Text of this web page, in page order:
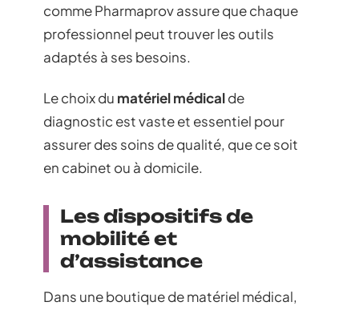
comme Pharmaprov assure que chaque
professionnel peut trouver les outils
adaptés à ses besoins.
Le choix du matériel médicalde
diagnostic est vaste et essentiel pour
assurer des soins de qualité, que ce soit
en cabinet ou à domicile.
Les dispositifs de
mobilité et
d’assistance
Dans une boutique de matériel médical,